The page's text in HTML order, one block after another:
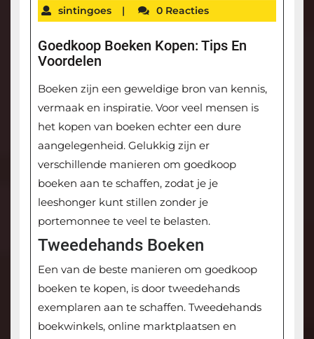
sintingoes | 0 Reacties
Goedkoop Boeken Kopen: Tips En
Voordelen
Boeken zijn een geweldige bron van kennis,
vermaak en inspiratie. Voor veel mensen is
het kopen van boeken echter een dure
aangelegenheid. Gelukkig zijn er
verschillende manieren om goedkoop
boeken aan te schaffen, zodat je je
leeshonger kunt stillen zonder je
portemonnee te veel te belasten.
Tweedehands Boeken
Een van de beste manieren om goedkoop
boeken te kopen, is door tweedehands
exemplaren aan te schaffen. Tweedehands
boekwinkels, online marktplaatsen en